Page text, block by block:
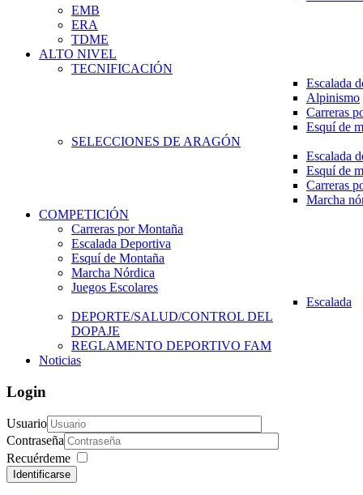
EMB
ERA
TDME
ALTO NIVEL
TECNIFICACIÓN
Escalada
Alpinismo
Carreras
Esquí de
SELECCIONES DE ARAGÓN
Escalada
Esquí de
Carreras
Marcha
COMPETICIÓN
Carreras por Montaña
Escalada Deportiva
Esquí de Montaña
Marcha Nórdica
Juegos Escolares
Escalada
DEPORTE/SALUD/CONTROL DEL
DOPAJE
REGLAMENTO DEPORTIVO FAM
Noticias
Login
Usuario
Contraseña
Recuérdeme
Identificarse